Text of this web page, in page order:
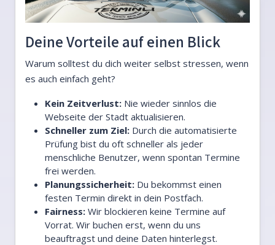
Deine Vorteile auf einen Blick
Warum solltest du dich weiter selbst stressen, wenn
es auch einfach geht?
Kein Zeitverlust: Nie wieder sinnlos die
Webseite der Stadt aktualisieren.
Schneller zum Ziel: Durch die automatisierte
Prüfung bist du oft schneller als jeder
menschliche Benutzer, wenn spontan Termine
frei werden.
Planungssicherheit: Du bekommst einen
festen Termin direkt in dein Postfach.
Fairness: Wir blockieren keine Termine auf
Vorrat. Wir buchen erst, wenn du uns
beauftragst und deine Daten hinterlegst.